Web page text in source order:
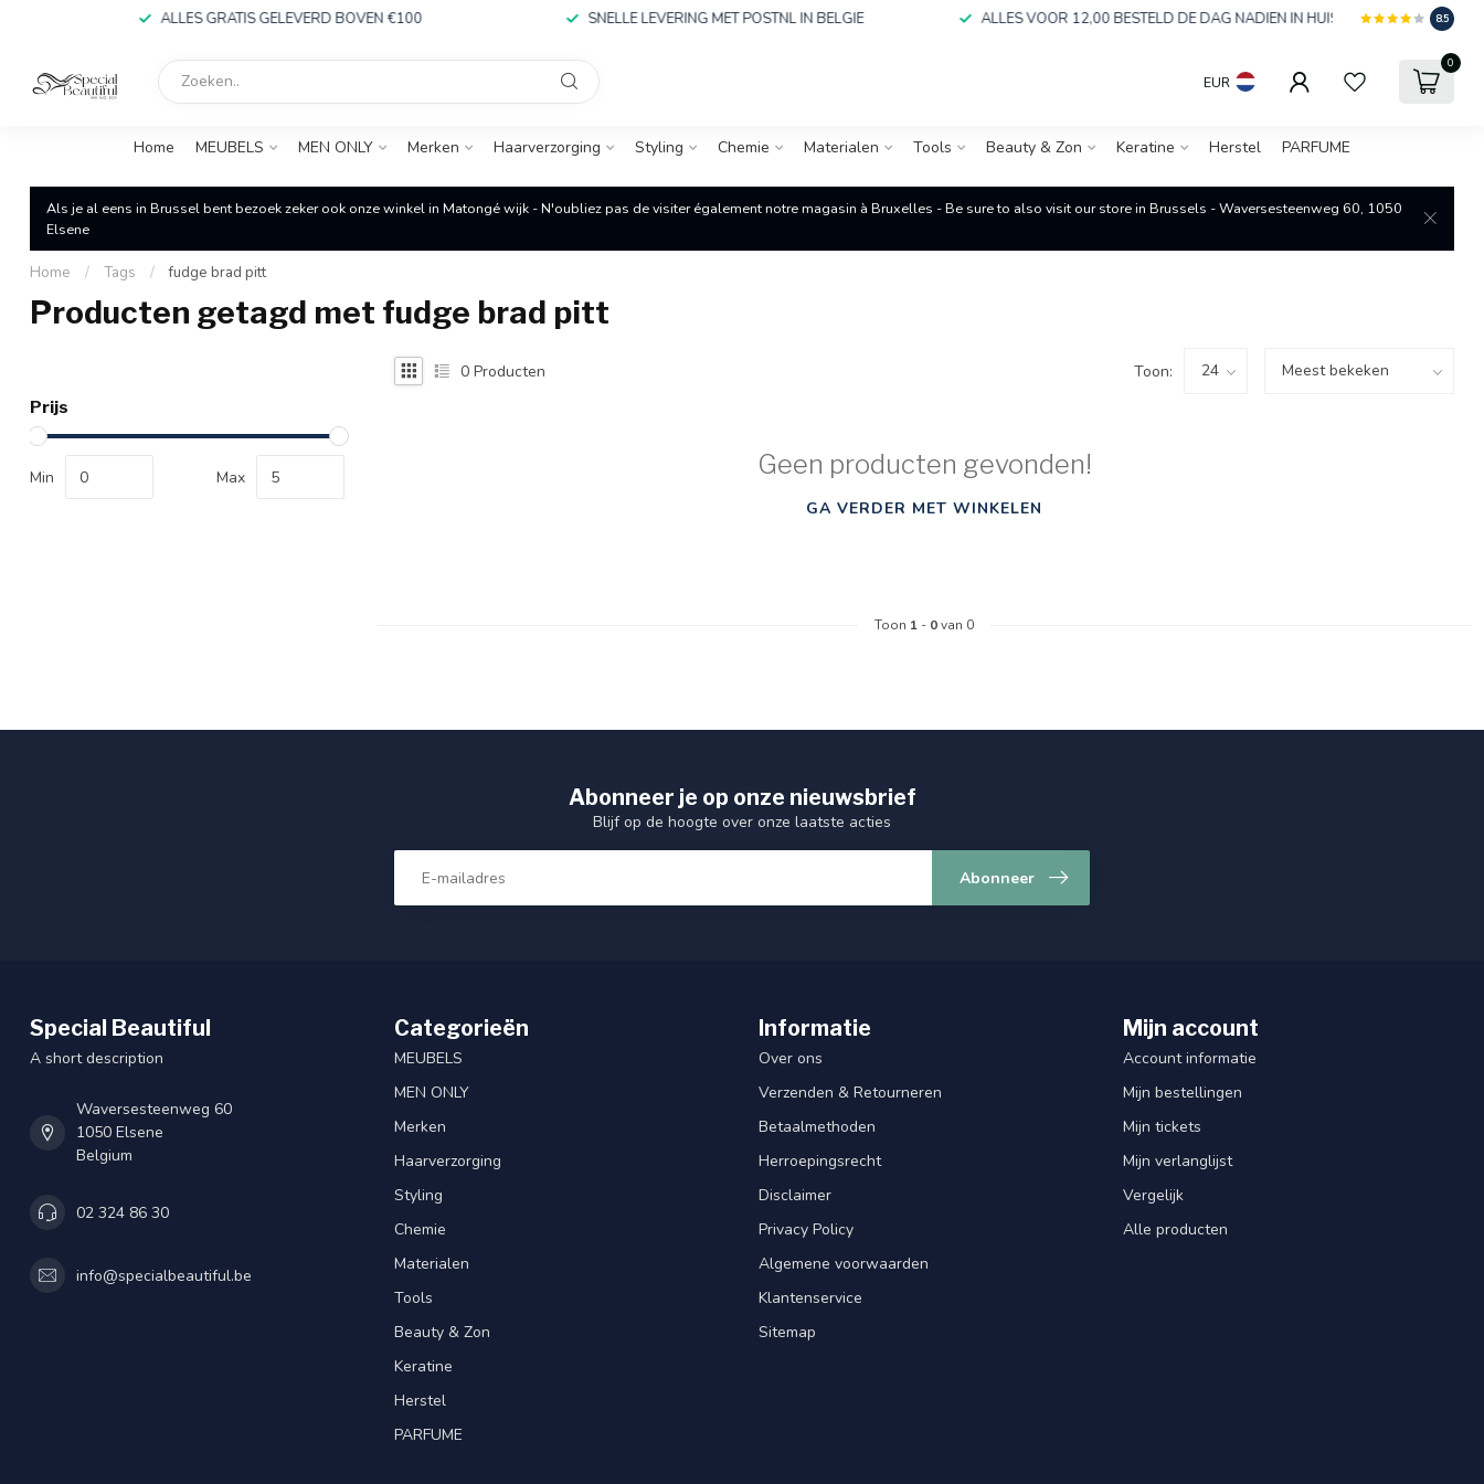
ALLES GRATIS GELEVERD BOVEN €100 SNELLE LEVERING MET POSTNL IN BELGIE ALLES VOOR 12,00 BESTELD DE DAG NADIEN IN HUIS 8.5
EUR
0
Home MEUBELS MEN ONLY Merken Haarverzorging Styling Chemie Materialen Tools Beauty & Zon Keratine Herstel PARFUME
Als je al eens in Brussel bent bezoek zeker ook onze winkel in Matongé wijk - N'oubliez pas de visiter également notre magasin à Bruxelles - Be sure to also visit our store in Brussels - Waversesteenweg 60, 1050
Elsene
Home / Tags / fudge brad pitt
Producten getagd met fudge brad pitt
Prijs
Min Max
0 Producten Toon:
Geen producten gevonden!
GA VERDER MET WINKELEN
Toon 1 - 0van 0
Abonneer je op onze nieuwsbrief
Blijf op de hoogte over onze laatste acties
Abonneer
Special Beautiful
A short description
Waversesteenweg 60
1050 Elsene
Belgium
02 324 86 30
info@specialbeautiful.be
Categorieën
MEUBELS
MEN ONLY
Merken
Haarverzorging
Styling
Chemie
Materialen
Tools
Beauty & Zon
Keratine
Herstel
PARFUME
Informatie
Over ons
Verzenden & Retourneren
Betaalmethoden
Herroepingsrecht
Disclaimer
Privacy Policy
Algemene voorwaarden
Klantenservice
Sitemap
Mijn account
Account informatie
Mijn bestellingen
Mijn tickets
Mijn verlanglijst
Vergelijk
Alle producten